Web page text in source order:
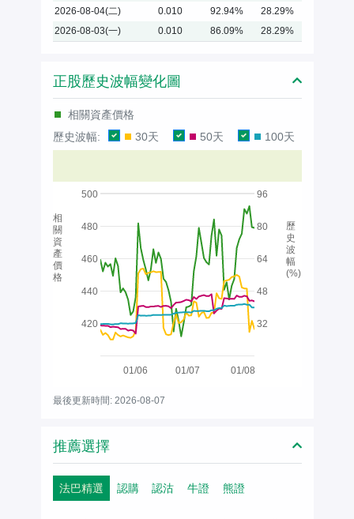
2026-08-04(二)
0.010 92.94%
28.29%
2026-08-03(一)
0.010 86.09% 28.29%
正股歷史波幅變化圖
相關資產價格
歷史波幅:
30天 50天 100天
01/06 01/07 01/08
420
440
460
480
500
32
48
64
80
96
相
關
資
產
價
格
歷
史
波
幅
(%)
最後更新時間: 2026-08-07
推薦選擇
法巴精選 認購 認沽 牛證 熊證